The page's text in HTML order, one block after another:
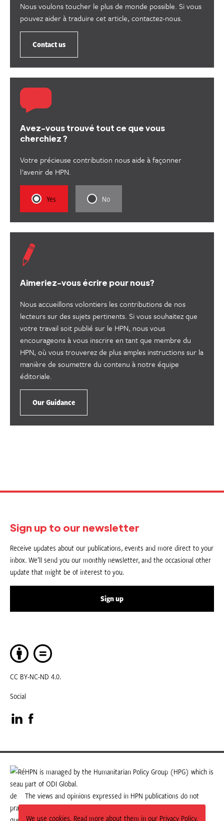
We use cookies. Read more about them in our Privacy Policy.
Nous voulons toucher le plus de monde possible. Si vous
pouvez aider à traduire cet article, contactez-nous.
Contact us
Avez-vous trouvé tout ce que vous
cherchiez ?
Votre précieuse contribution nous aide à façonner
l'avenir de HPN.
Yes
Rate
this
content
as
useful.
No
Rate
this
content
as
Aimeriez-vous écrire pour nous?
Nous accueillons volontiers les contributions de nos
lecteurs sur des sujets pertinents. Si vous souhaitez que
votre travail soit publié sur le HPN, nous vous
encourageons à vous inscrire en tant que membre du
HPN, où vous trouverez de plus amples instructions sur la
manière de soumettre du contenu à notre équipe
éditoriale.
Our Guidance
Sign up to our newsletter
Receive updates about our publications, events and more direct to your
inbox. We’ll send you our monthly newsletter, and the occasional other
update that might be of interest to you.
Sign up
CC BY-NC-ND 4.0.
Social
Visit
our
LinkedIn
page
Visit
our
Facebook
page
HPN is managed by the Humanitarian Policy Group (HPG) which is
part of ODI Global.
The views and opinions expressed in HPN publications do not
necessarily state or reflect those of HPG or ODI Global.